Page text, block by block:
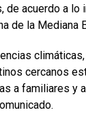
de acuerdo a lo
de la Mediana
cercanos
a familiares y